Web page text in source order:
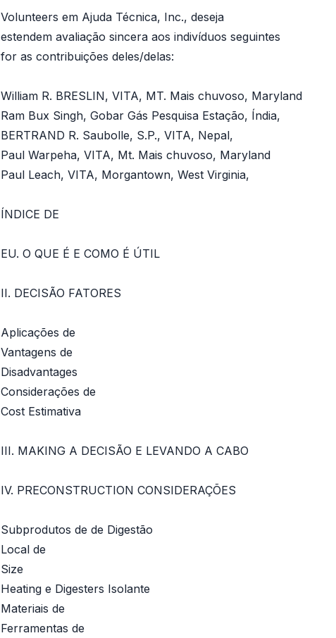
Volunteers em Ajuda Técnica, Inc., deseja
estendem avaliação sincera aos indivíduos seguintes
for as contribuições deles/delas:
William R. BRESLIN, VITA, MT. Mais chuvoso, Maryland
Ram Bux Singh, Gobar Gás Pesquisa Estação, Índia,
BERTRAND R. Saubolle, S.P., VITA, Nepal,
Paul Warpeha, VITA, Mt. Mais chuvoso, Maryland
Paul Leach, VITA, Morgantown, West Virginia,
ÍNDICE DE
EU. O QUE É E COMO É ÚTIL
II. DECISÃO FATORES
Aplicações de
Vantagens de
Disadvantages
Considerações de
Cost Estimativa
III. MAKING A DECISÃO E LEVANDO A CABO
IV. PRECONSTRUCTION CONSIDERAÇÕES
Subprodutos de de Digestão
Local de
Size
Heating e Digesters Isolante
Materiais de
Ferramentas de